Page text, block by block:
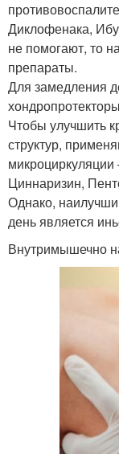
Диклофенака,
не помогают, то
препараты.
Для замедления
Чтобы улучшить
структур,
Циннаризин,
Однако,
день является
Внутримышечно